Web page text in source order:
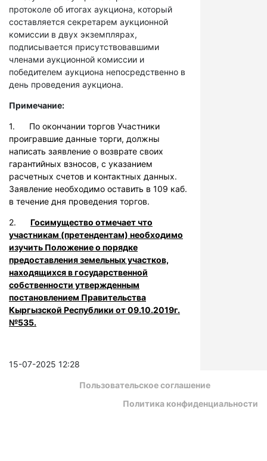
протоколе об итогах аукциона, который
составляется секретарем аукционной
комиссии в двух экземплярах,
подписывается присутствовавшими
членами аукционной комиссии и
победителем аукциона непосредственно в
день проведения аукциона.
Примечание:
1. По окончании торгов Участники
проигравшие данные торги, должны
написать заявление о возврате своих
гарантийных взносов, с указанием
расчетных счетов и контактных данных.
Заявление необходимо оставить в 109 каб.
в течение дня проведения торгов.
2. Госимущество отмечает что
участникам (претендентам) необходимо
изучить Положение о порядке
предоставления земельных участков,
находящихся в государственной
собственности утвержденным
постановлением Правительства
Кыргызской Республики от 09.10.2019г.
№535.
15-07-2025 12:28
Пользовательское соглашение
Политика конфиденциальности